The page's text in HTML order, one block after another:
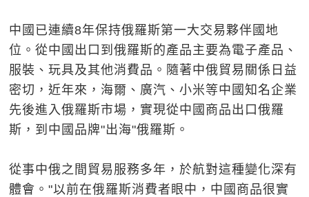
中國已連續8年保持俄羅斯第一大交易夥伴國地
位。從中國出口到俄羅斯的產品主要為電子產品、
服裝、玩具及其他消費品。隨著中俄貿易關係日益
密切，近年來，海爾、廣汽、小米等中國知名企業
先後進入俄羅斯市場，實現從中國商品出口俄羅
斯，到中國品牌"出海"俄羅斯。
從事中俄之間貿易服務多年，於航對這種變化深有
體會。"以前在俄羅斯消費者眼中，中國商品很實